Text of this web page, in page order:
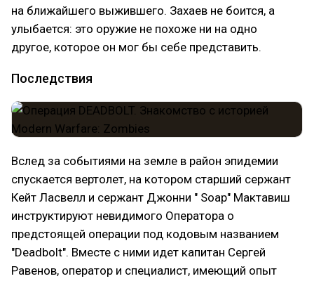
на ближайшего выжившего. Захаев не боится, а
улыбается: это оружие не похоже ни на одно
другое, которое он мог бы себе представить.
Последствия
Вслед за событиями на земле в район эпидемии
спускается вертолет, на котором старший сержант
Кейт Ласвелл и сержант Джонни " Soap" Мактавиш
инструктируют невидимого Оператора о
предстоящей операции под кодовым названием
"Deadbolt". Вместе с ними идет капитан Сергей
Равенов, оператор и специалист, имеющий опыт